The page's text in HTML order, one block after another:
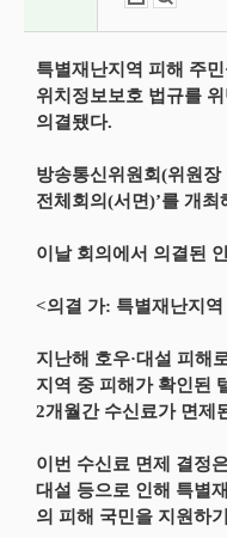
특별재난지역 피해 주
위치정보보호 법규를
의결됐다.
방송통신위원회(위원장
전체회의(서면)’를 개
이날 회의에서 의결된
<의결 가: 특별재난지
지난해 호우·대설 피해
지역 중 피해가 확인된
2개월간 수신료가 면제
이번 수신료 면제 결정
대설 등으로 인해 특별
의 피해 국민을 지원하